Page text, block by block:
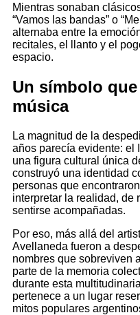
Mientras sonaban
“Vamos las bandas” o
alternaba entre la
recitales, el llanto y el
espacio.
Un símbolo
música
La magnitud de la
años parecía evidente: el
una figura cultural única
construyó una identidad
personas que
interpretar la realidad, de
sentirse acompañadas.
Por eso, más allá del
Avellaneda fueron a
nombres que sobreviven
parte de la memoria
durante esta
pertenece a un lugar
mitos populares